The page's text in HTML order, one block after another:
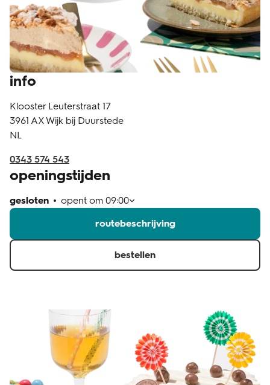
klantenservice
info
Klooster Leuterstraat 17
3961 AXWijk bij Duurstede
NL
0343 574 543
openingstijden
gesloten opent om 09:00
routebeschrijving
bestellen